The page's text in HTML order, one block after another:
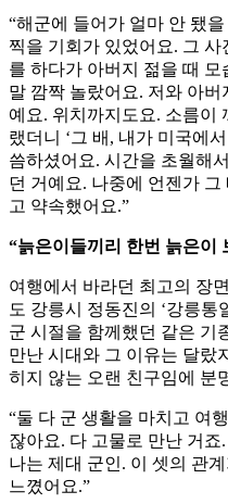
“해군에 들어가 얼마 안 됐
찍을 기회가 있었어요. 그 사
를 하다가 아버지 젊을 때
말 깜짝 놀랐어요. 저와 아
예요. 위치까지도요. 소름이
랬더니 ‘그 배, 내가 미국에
씀하셨어요. 시간을 초월해
던 거예요. 나중에 언젠가
고 약속했어요.”
“늙은이들끼리 한번 늙은이
여행에서 바라던 최고의 장
도 강릉시 정동진의 ‘강릉통
군 시절을 함께했던 같은 기
만난 시대와 그 이유는 달랐
히지 않는 오랜 친구임에 분
“둘 다 군 생활을 마치고 여
잖아요. 다 고물로 만난 거
나는 제대 군인. 이 셋의 관
느꼈어요.”